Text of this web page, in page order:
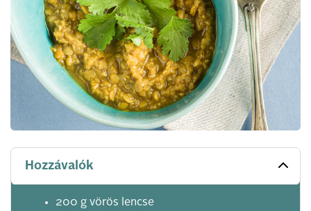
Hozzávalók
200 g vörös lencse